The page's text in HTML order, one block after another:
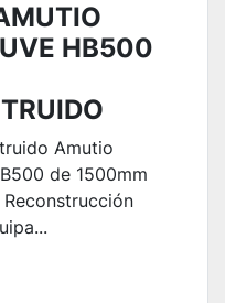
HB500
Amutio
de 1500mm